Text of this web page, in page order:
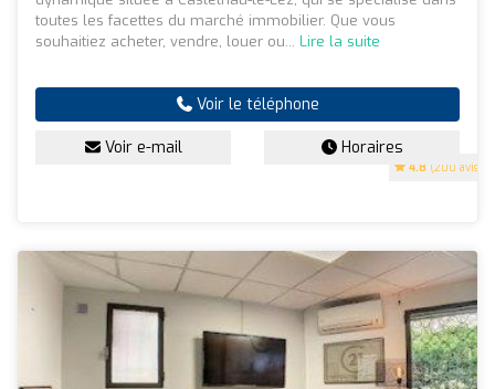
4.8 (200 avis)
toutes les facettes du marché immobilier. Que vous
souhaitiez acheter, vendre, louer ou... Lire la suite
Voir le téléphone
Voir e-mail Horaires